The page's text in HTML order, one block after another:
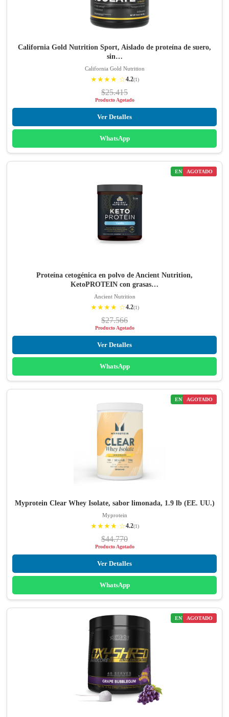
California Gold Nutrition Sport, Aislado de proteína de suero,
sin…
California Gold Nutrition
★★★★ ☆4.2(1)
$25.415
Producto Agotado
Ver Detalles
WhatsApp
ENVÍO GRATIS
AGOTADO
Proteína cetogénica en polvo de Ancient Nutrition,
KetoPROTEIN con grasas…
Ancient Nutrition
★★★★ ☆4.2(1)
$27.566
Producto Agotado
Ver Detalles
WhatsApp
ENVÍO GRATIS
AGOTADO
Myprotein Clear Whey Isolate, sabor limonada, 1.9 lb (EE. UU.)
Myprotein
★★★★ ☆4.2(1)
$44.770
Producto Agotado
Ver Detalles
WhatsApp
ENVÍO GRATIS
AGOTADO